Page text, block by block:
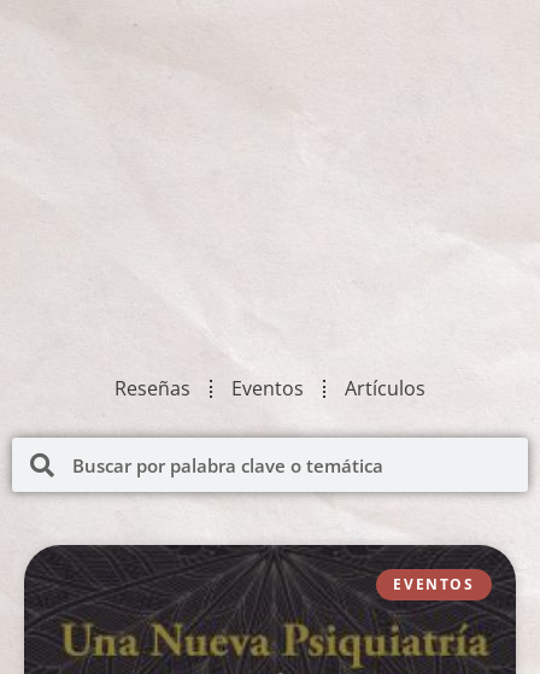
Reseñas Eventos Artículos
EVENTOS